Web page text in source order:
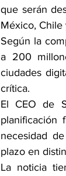
que serán
México, Chile
Según la
a 200
ciudades
crítica.
El CEO de
planificación
necesidad
plazo en
La noticia